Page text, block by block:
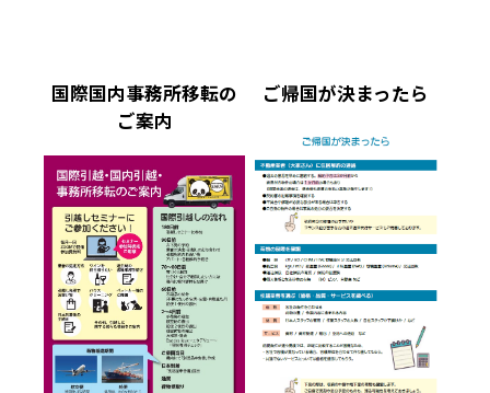
国際国内事務所移転の
ご案内
ご帰国が決まったら